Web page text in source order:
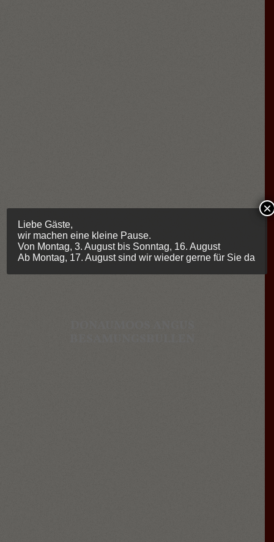
Liebe Gäste,
wir machen eine kleine Pause.
Von Montag, 3. August bis Sonntag, 16. August
Ab Montag, 17. August sind wir wieder gerne für Sie da
×